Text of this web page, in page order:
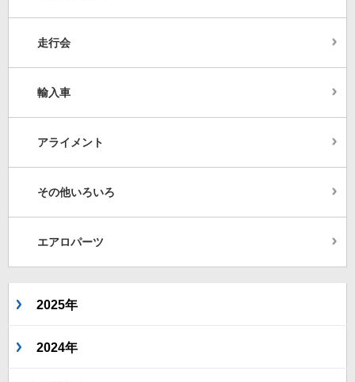
走行会
輸入車
アライメント
その他いろいろ
エアロパーツ
2025年
2024年